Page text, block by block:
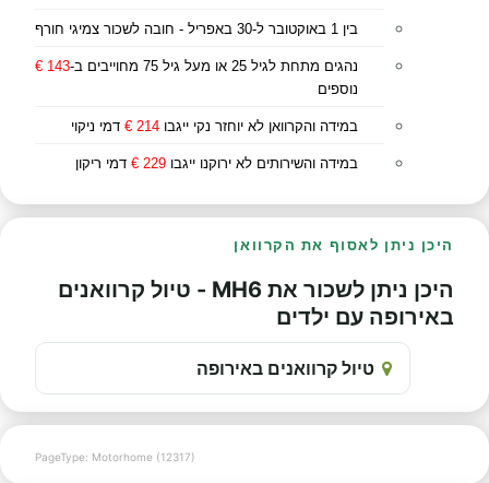
בין 1 באוקטובר ל-30 באפריל - חובה לשכור צמיגי חורף
נהגים מתחת לגיל 25 או מעל גיל 75 מחוייבים ב-
143 €
נוספים
במידה והקרוואן לא יוחזר נקי ייגבו 214 € דמי ניקוי
במידה והשירותים לא ירוקנו ייגבו 229 € דמי ריקון
היכן ניתן לאסוף את הקרוואן
היכן ניתן לשכור את MH6 - טיול קרוואנים
באירופה עם ילדים
טיול קרוואנים באירופה
PageType: Motorhome (12317)